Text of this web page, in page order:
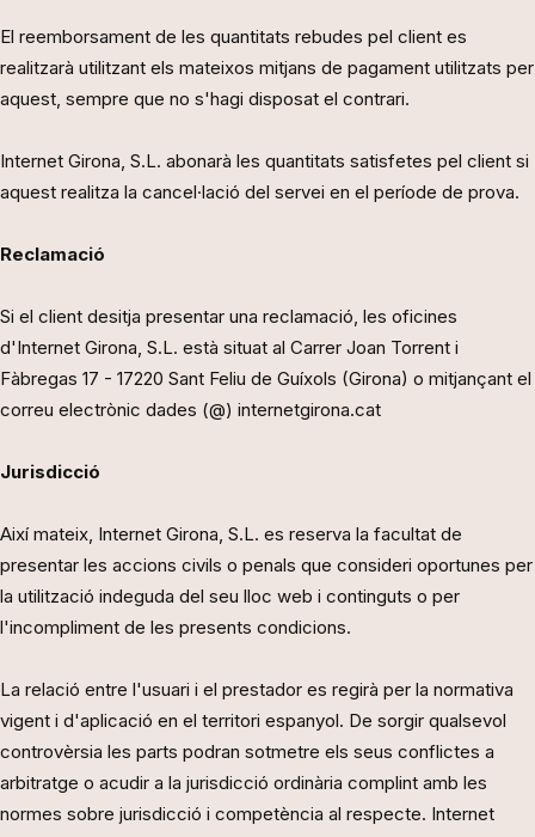
El reemborsament de les quantitats rebudes pel client es
realitzarà utilitzant els mateixos mitjans de pagament utilitzats per
aquest, sempre que no s'hagi disposat el contrari.
Internet Girona, S.L. abonarà les quantitats satisfetes pel client si
aquest realitza la cancel·lació del servei en el període de prova.
Reclamació
Si el client desitja presentar una reclamació, les oficines
d'Internet Girona, S.L. està situat al Carrer Joan Torrent i
Fàbregas 17 - 17220 Sant Feliu de Guíxols (Girona) o mitjançant el
correu electrònic dades (@) internetgirona.cat
Jurisdicció
Així mateix, Internet Girona, S.L. es reserva la facultat de
presentar les accions civils o penals que consideri oportunes per
la utilització indeguda del seu lloc web i continguts o per
l'incompliment de les presents condicions.
La relació entre l'usuari i el prestador es regirà per la normativa
vigent i d'aplicació en el territori espanyol. De sorgir qualsevol
controvèrsia les parts podran sotmetre els seus conflictes a
arbitratge o acudir a la jurisdicció ordinària complint amb les
normes sobre jurisdicció i competència al respecte. Internet